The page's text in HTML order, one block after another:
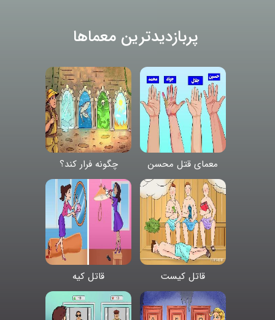
پربازدیدترین معماها
معمای قتل محسن چگونه فرار کند؟
قاتل کیست قاتل کیه